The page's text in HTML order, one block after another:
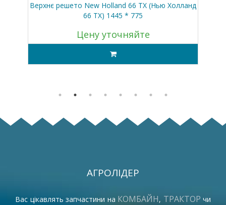
Верхнє решето New Holland 66 TX (Нью Холланд
66 ТХ) 1445 * 775
Цену уточняйте
АГРОЛІДЕР
Вас цікавлять запчастини на КОМБАЙН, ТРАКТОР чи